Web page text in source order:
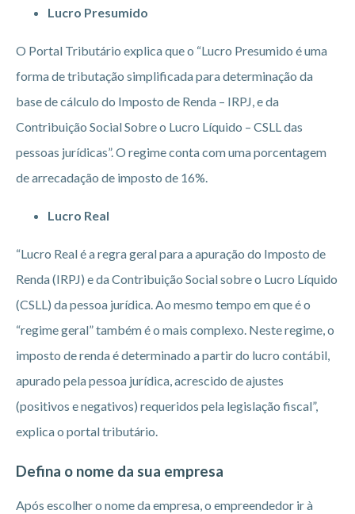
Lucro Presumido
O Portal Tributário explica que o “Lucro Presumido é uma
forma de tributação simplificada para determinação da
base de cálculo do Imposto de Renda – IRPJ, e da
Contribuição Social Sobre o Lucro Líquido – CSLL das
pessoas jurídicas”. O regime conta com uma porcentagem
de arrecadação de imposto de 16%.
Lucro Real
“Lucro Real é a regra geral para a apuração do Imposto de
Renda (IRPJ) e da Contribuição Social sobre o Lucro Líquido
(CSLL) da pessoa jurídica. Ao mesmo tempo em que é o
“regime geral” também é o mais complexo. Neste regime, o
imposto de renda é determinado a partir do lucro contábil,
apurado pela pessoa jurídica, acrescido de ajustes
(positivos e negativos) requeridos pela legislação fiscal”,
explica o portal tributário.
Defina o nome da sua empresa
Após escolher o nome da empresa, o empreendedor ir à